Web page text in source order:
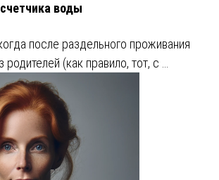
воды
после раздельного проживания
родителей (как правило, тот, с …